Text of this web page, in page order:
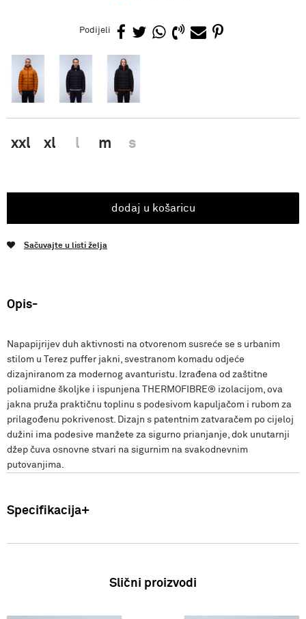
Podijeli
xxl xl l m s
dodaj u košaricu
Sačuvajte u listi želja
Opis
Napapijrijev duh aktivnosti na otvorenom susreće se s urbanim
stilom u Terez puffer jakni, svestranom komadu odjeće
dizajniranom za modernog avanturistu. Izrađena od zaštitne
poliamidne školjke i ispunjena THERMOFIBRE® izolacijom, ova
jakna pruža praktičnu toplinu s podesivom kapuljačom i rubom za
prilagođenu pokrivenost. Dizajn s patentnim zatvaračem po cijeloj
dužini ima podesive manžete za sigurno prianjanje, dok unutarnji
džep čuva osnovne stvari na sigurnim na svakodnevnim
putovanjima.
Specifikacija
100% Poliamid Zemlja podrijetla: Indonezija FW25
Slični proizvodi